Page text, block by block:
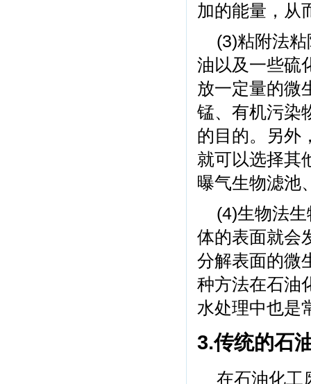
加的能量，从
(3)粘附法
油以及一些硫
放一定量的微
锰、有机污染
的目的。另外
就可以选择其
曝气生物滤池
(4)生物法
体的表面就会
分解表面的微
种方法在石油
水处理中也是
3.传统的石
在石油化工